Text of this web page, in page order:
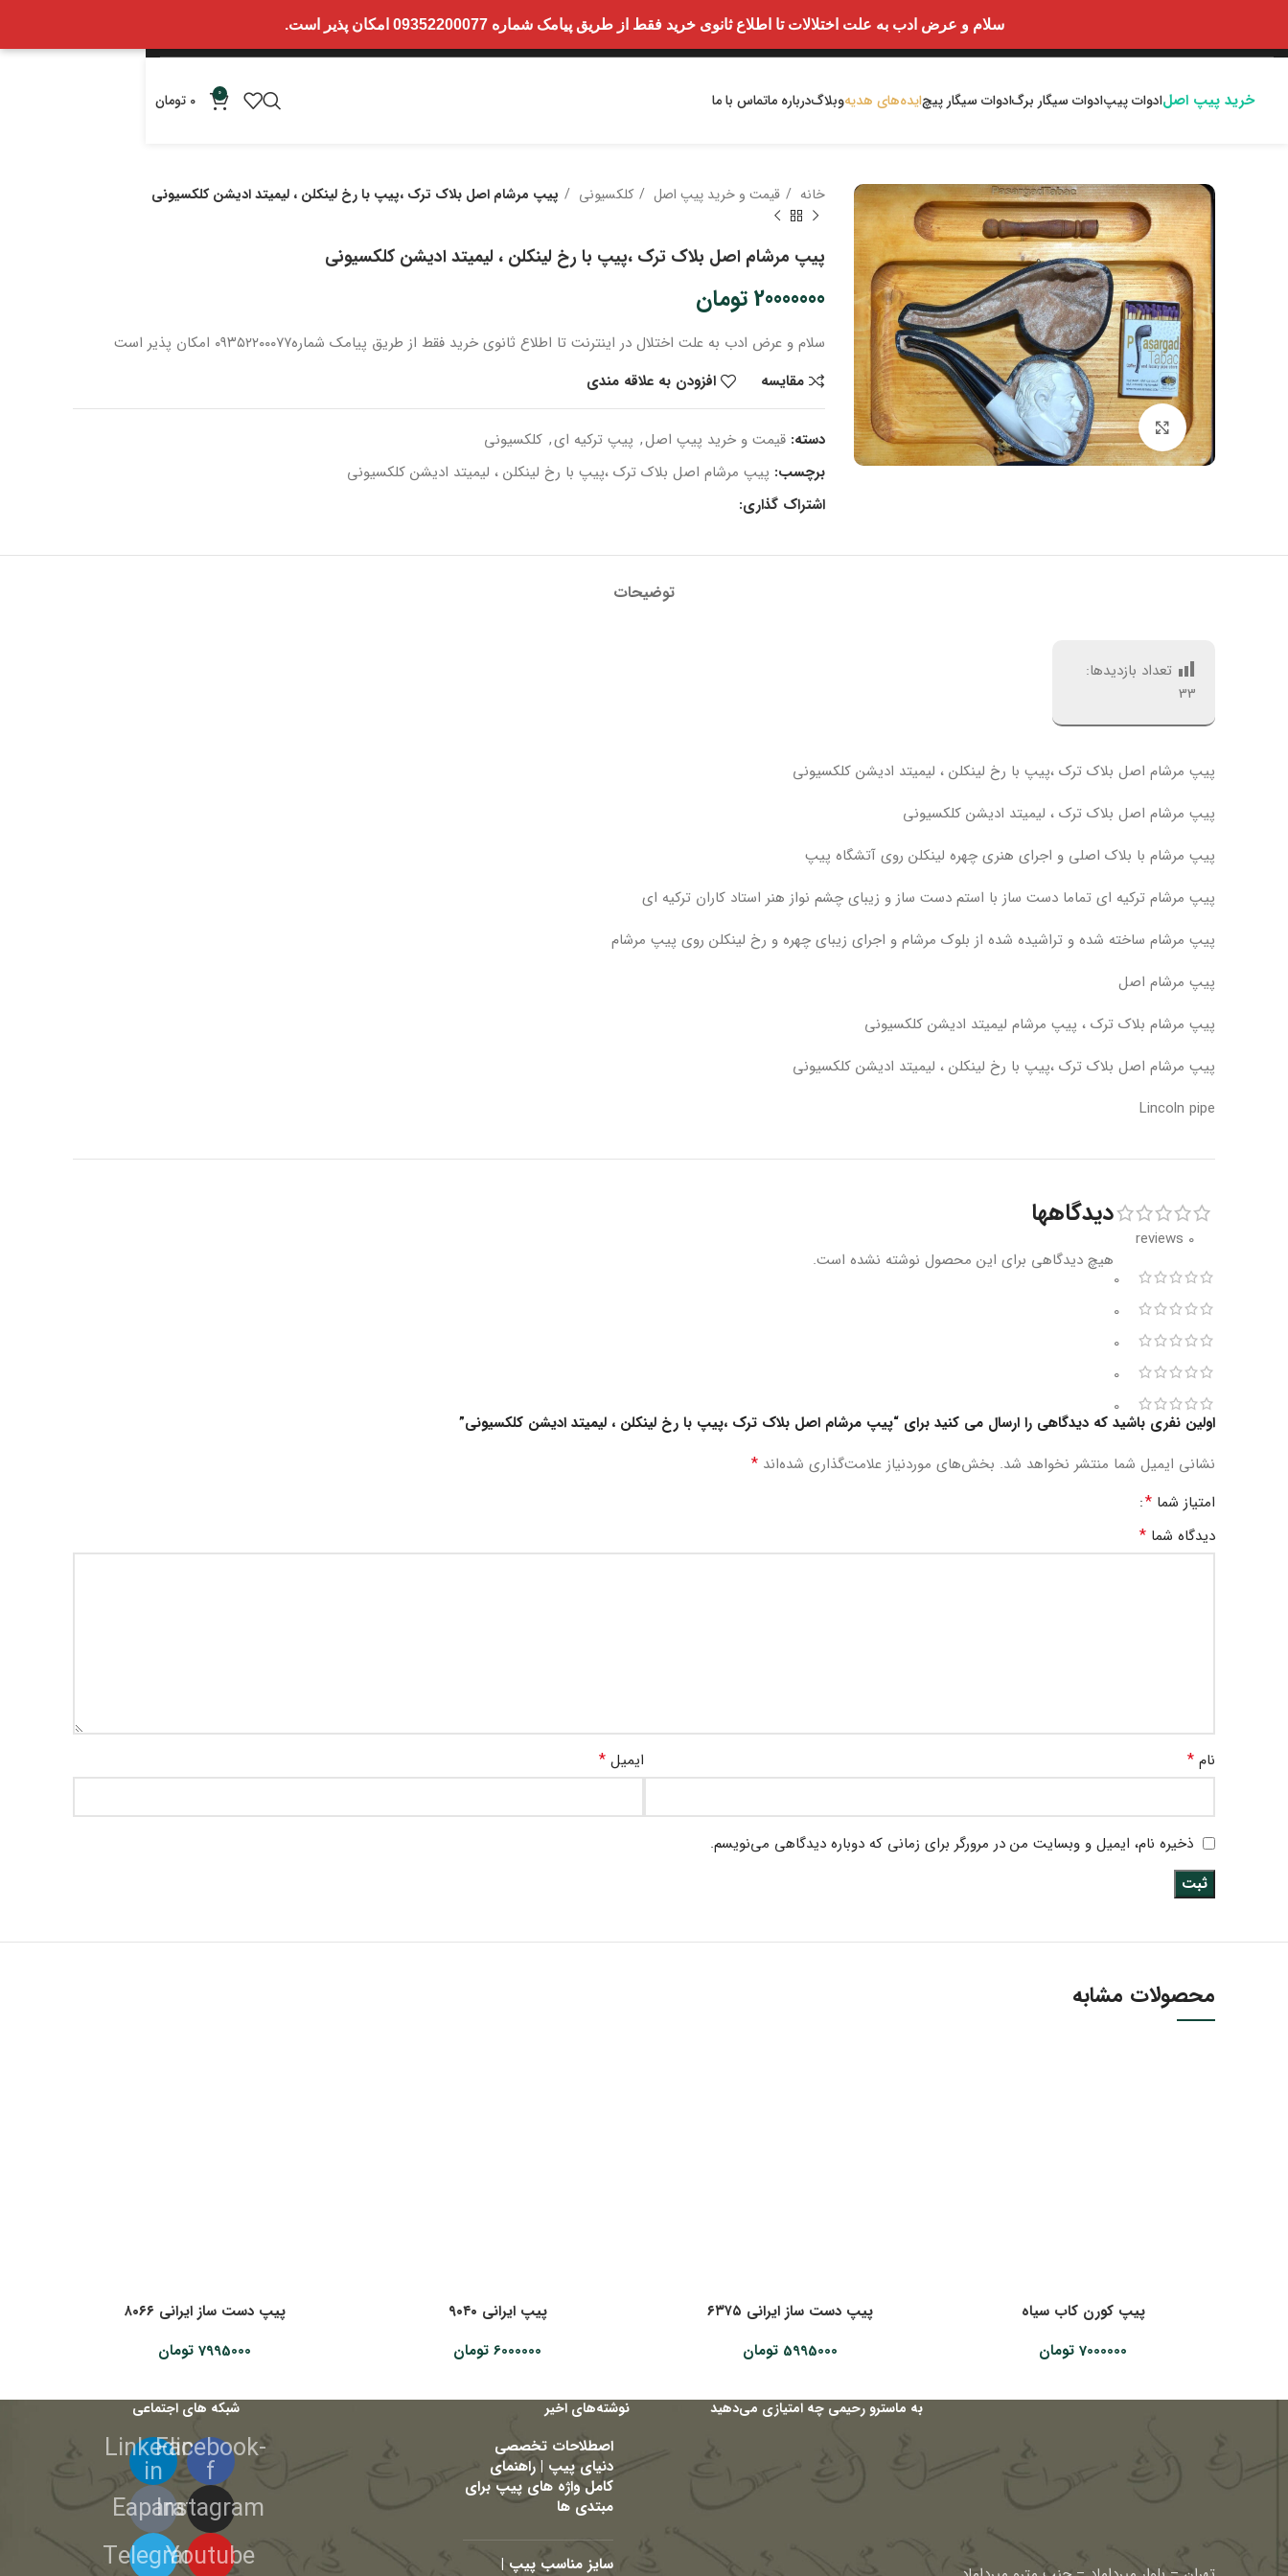
سلام و عرض ادب به علت اختلالات تا اطلاع ثانوی خرید فقط از طریق پیامک شماره 09352200077 امکان پذیر است.
خرید پیپ اصلادوات پیپادوات سیگار برگادوات سیگار پیچایده‌های هدیهوبلاگدرباره ماتماس با ما 0
0 تومان
بزرگنمایی تصویر
خانه قیمت و خرید پیپ اصل کلکسیونی پیپ مرشام اصل بلاک ترک ،پیپ با رخ لینکلن ، لیمیتد ادیشن کلکسیونی
پیپ مرشام اصل بلاک ترک ،پیپ با رخ لینکلن ، لیمیتد ادیشن کلکسیونی
20000000 تومان
سلام و عرض ادب به علت اختلال در اینترنتتا اطلاع ثانویخریدفقط از طریق پیامک شماره۰۹۳۵۲۲۰۰۰۷۷ امکان پذیر است
مقایسه
افزودن به علاقه مندی
دسته: قیمت و خرید پیپ اصل, پیپ ترکیه ای, کلکسیونی
برچسب: پیپ مرشام اصل بلاک ترک ،پیپ با رخ لینکلن ، لیمیتد ادیشن کلکسیونی
اشتراک گذاری:
توضیحات
تعداد بازدیدها:
33
پیپ مرشام اصل بلاک ترک ،پیپ با رخ لینکلن ، لیمیتد ادیشن کلکسیونی
پیپ مرشام اصل بلاک ترک ، لیمیتد ادیشن کلکسیونی
پیپ مرشام با بلاک اصلی و اجرای هنری چهره لینکلن روی آتشگاه پیپ
پیپ مرشام ترکیه ای تماما دست ساز با استم دست ساز و زیبای چشم نواز هنر استاد کاران ترکیه ای
پیپ مرشام ساخته شده و تراشیده شده از بلوک مرشام و اجرای زیبای چهره و رخ لینکلن روی پیپ مرشام
پیپ مرشام اصل
پیپ مرشام بلاک ترک ، پیپ مرشام لیمیتد ادیشن کلکسیونی
پیپ مرشام اصل بلاک ترک ،پیپ با رخ لینکلن ، لیمیتد ادیشن کلکسیونی
Lincoln pipe
0 reviews
0
0
0
0
0
دیدگاهها
هیچ دیدگاهی برای این محصول نوشته نشده است.
اولین نفری باشید که دیدگاهی را ارسال می کنید برای “پیپ مرشام اصل بلاک ترک ،پیپ با رخ لینکلن ، لیمیتد ادیشن کلکسیونی”
نشانی ایمیل شما منتشر نخواهد شد. بخش‌های موردنیاز علامت‌گذاری شده‌اند *
امتیاز شما *
دیدگاه شما *
نام * ایمیل *
ذخیره نام، ایمیل و وبسایت من در مرورگر برای زمانی که دوباره دیدگاهی می‌نویسم.
محصولات مشابه
پیپ کورن کاب سیاه
7000000 تومان
پیپ دست ساز ایرانی ۶۳۷۵
5995000 تومان
پیپ ایرانی ۹۰۴۰
6000000 تومان
پیپ دست ساز ایرانی ۸۰۶۶
7995000 تومان
به ماسترو رحیمی چه امتیازی می‌دهید نوشته‌های اخیر
اصطلاحات تخصصی
دنیای پیپ | راهنمای
کامل واژه های پیپ برای
مبتدی ها
سایز مناسب پیپ |
شبکه های اجتماعی
Facebook-
f
Linkedin-
in
Instagram
Eaparat
Youtube
Telegram